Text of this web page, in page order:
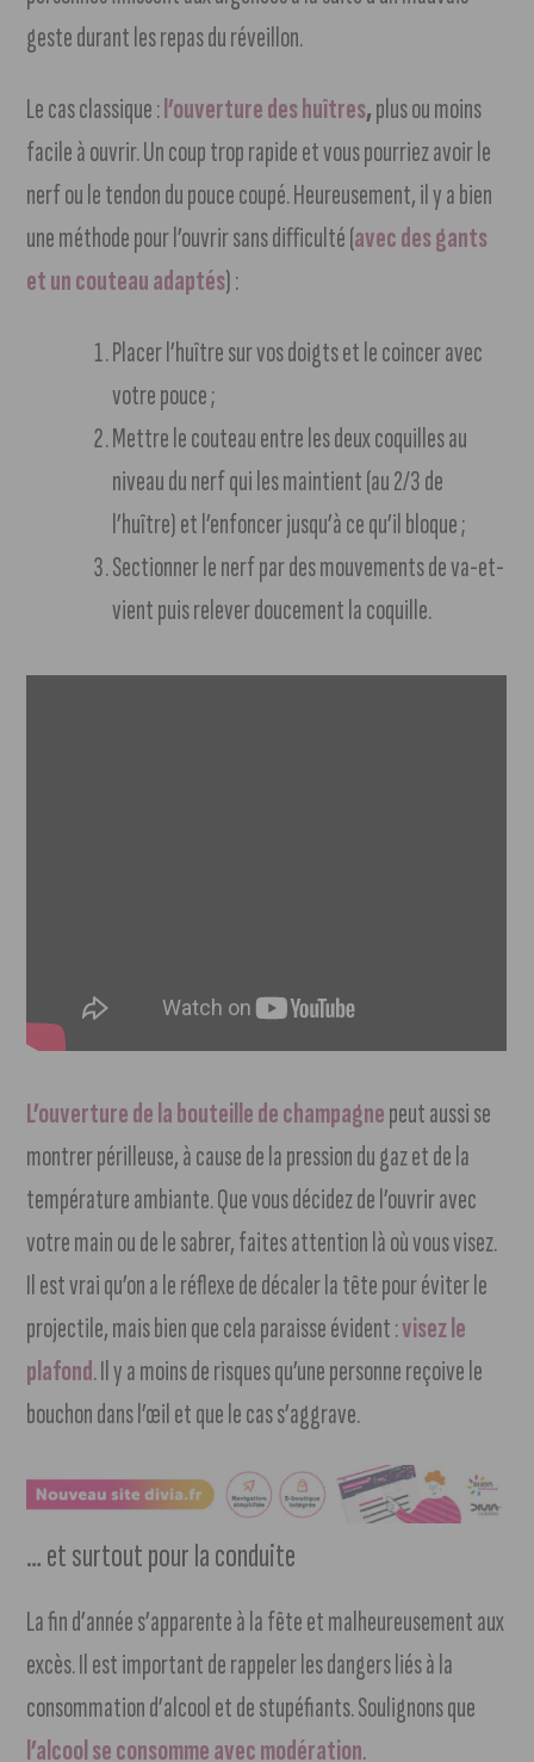
geste durant les repas du réveillon.
Le cas classique :l’ouverture des huîtres,plus ou moins
facile à ouvrir. Un coup trop rapide et vous pourriez avoir le
nerf ou le tendon du pouce coupé. Heureusement, il y a bien
une méthode pour l’ouvrir sans difficulté (avec des gants
et un couteau adaptés) :
Placer l’huître sur vos doigts et le coincer avec
votre pouce ;
Mettre le couteau entre les deux coquilles au
niveau du nerf qui les maintient (au 2/3 de
l’huître) et l’enfoncer jusqu’à ce qu’il bloque ;
Sectionner le nerf par des mouvements de va-et-
vient puis relever doucement la coquille.
L’ouverture de la bouteille de champagnepeut aussi se
montrer périlleuse, à cause de la pression du gaz et de la
température ambiante. Que vous décidez de l’ouvrir avec
votre main ou de le sabrer, faites attention là où vous visez.
Il est vrai qu’on a le réflexe de décaler la tête pour éviter le
projectile, mais bien que cela paraisse évident :visez le
plafond. Il y a moins de risques qu’une personne reçoive le
bouchon dans l’œil et que le cas s’aggrave.
… et surtout pour la conduite
La fin d’année s’apparente à la fête et malheureusement aux
excès. Il est important de rappeler les dangers liés à la
consommation d’alcool et de stupéfiants. Soulignons que
l’alcool se consomme avec modération.